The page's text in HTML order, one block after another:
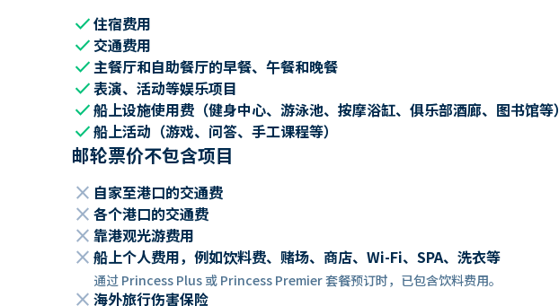
check住宿费用
check 交通费用
check主餐厅和自助餐厅的早餐、午餐和晚餐
check表演、活动等娱乐项目
check船上设施使用费（健身中心、游泳池、按摩浴缸、俱乐部酒廊、图书馆等）
check船上活动（游戏、问答、手工课程等）
邮轮票价不包含项目
close 自家至港口的交通费
close 各个港口的交通费
close 靠港观光游费用
close 船上个人费用，例如饮料费、赌场、商店、Wi-Fi、SPA、洗衣等
通过 Princess Plus 或 Princess Premier 套餐预订时，已包含饮料费用。
close 海外旅行伤害保险